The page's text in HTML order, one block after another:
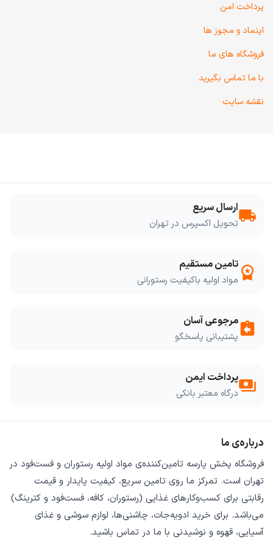
پرداخت امن
اینماد و مجوز ها
فروشگاه های ما
با ما تماس بگیرید
نقشه سایت
local_shippingارسال سریع
تحویل اکسپرس در تهران
workspace_premium تامین مستقیم
مواد اولیه باکیفیت رستورانی
assignment_returnمرجوعی آسان
پشتیبانی پاسخگو
paymentsپرداخت ایمن
درگاه معتبر بانکی
درباره‌ی ما
فروشگاه پخش پارسه تامین‌کننده‌ی مواد اولیه رستوران و فست‌فود در
تهران است. تمرکز ما روی تامین سریع، کیفیت پایدار و قیمت
رقابتی برای کسب‌وکارهای غذایی (رستوران، کافه، فست‌فود و کترینگ)
می‌باشد. برای خرید ادویه‌جات، چاشنی‌ها، لوازم سوشی و غذای
آسیایی، قهوه و نوشیدنی با ما در تماس باشید.